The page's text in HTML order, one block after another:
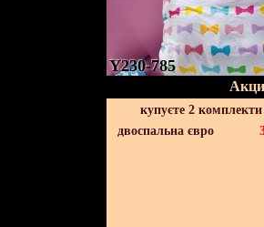
Y230-785
купуєте 2
двоспальна євро